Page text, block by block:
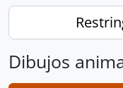
Dibujos